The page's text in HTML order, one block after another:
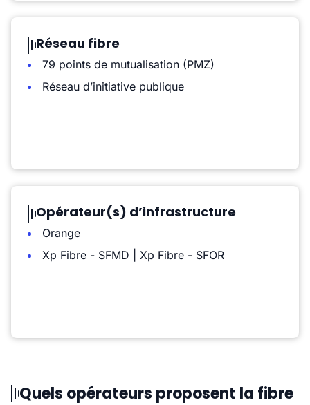
Réseau fibre
79 points de mutualisation (PMZ)
Réseau d’initiative publique
Opérateur(s) d’infrastructure
Orange
Xp Fibre - SFMD | Xp Fibre - SFOR
Quels opérateurs proposent la fibre